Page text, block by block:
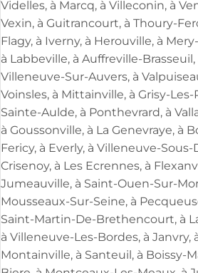
Videlles, à Marcq, à Villeconin, à
Vexin, à Guitrancourt, à Thoury-
Flagy, à Iverny, à Herouville, à
à Labbeville, à Auffreville-Brasseuil,
Villeneuve-Sur-Auvers, à
Voinsles, à Mittainville, à Grisy-Les-
Sainte-Aulde, à Ponthevrard, à
à Goussonville, à La Genevraye, à
Fericy, à Everly, à Villeneuve-
Crisenoy, à Les Ecrennes, à
Jumeauville, à Saint-Ouen-Sur-
Mousseaux-Sur-Seine, à
Saint-Martin-De-Brethencourt, à
à Villeneuve-Les-Bordes, à Janvry,
Montainville, à Santeuil, à Boissy-